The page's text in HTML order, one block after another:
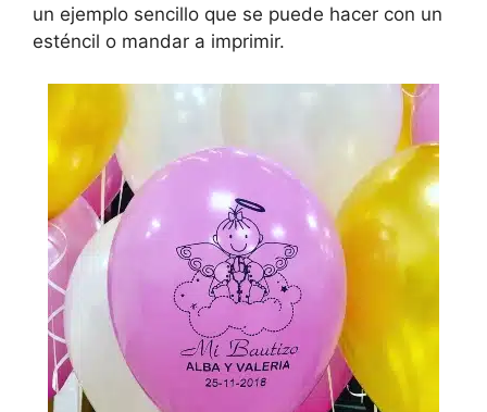
un ejemplo sencillo que se puede hacer con un
esténcil o mandar a imprimir.